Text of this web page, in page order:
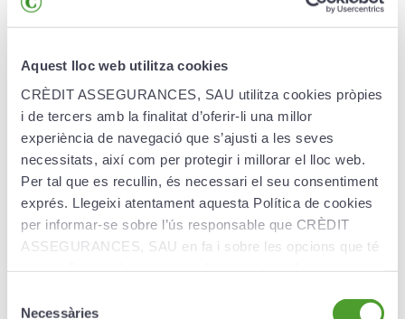
Aquest lloc web utilitza cookies
CRÈDIT ASSEGURANCES, SAU utilitza cookies pròpies
i de tercers amb la finalitat d’oferir-li una millor
experiència de navegació que s’ajusti a les seves
necessitats, així com per protegir i millorar el lloc web.
Per tal que es recullin, és necessari el seu consentiment
exprés. Llegeixi atentament aquesta Política de cookies
per informar-se sobre l’ús responsable que CRÈDIT
ASSEGURANCES, SAU en fa i sobre les opcions que té
Necessàries
comptes détenus par l'assuré auprès de Crèdit
Andorrà.
Avantages
L’assurance couvre les dettes du défunt pour que
ses proches n'aient pas à les prendre en charge.
réduite à mesure du remboursement des prêts.